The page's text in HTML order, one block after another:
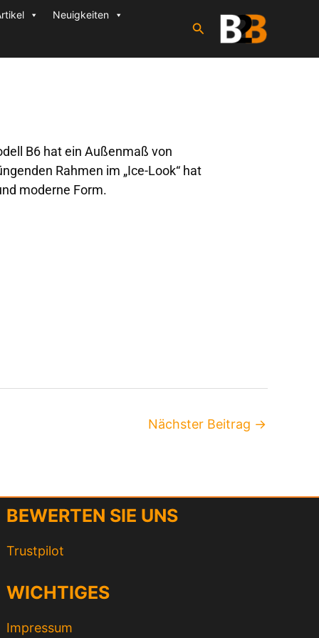
Neuigkeiten
Suchen
B6 hat ein Außenmaß von
Rahmen im „Ice-Look“ hat
moderne Form.
Nächster Beitrag →
BEWERTEN SIE UNS
Trustpilot
WICHTIGES
Impressum